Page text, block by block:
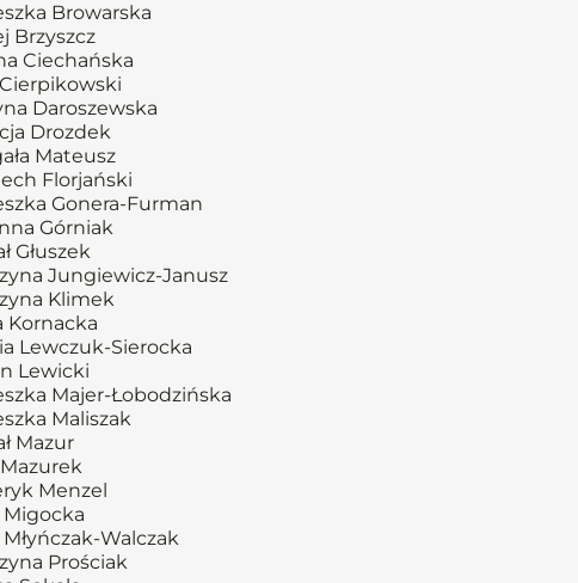
Browarska
Brzyszcz
Ciechańska
Daroszewska
Drozdek
Mateusz
Florjański
Gonera-Furman
Górniak
Głuszek
Jungiewicz-Janusz
Klimek
Kornacka
Lewczuk-Sierocka
Lewicki
Majer-Łobodzińska
Maliszak
Mazur
Mazurek
Menzel
Walczak
Prościak